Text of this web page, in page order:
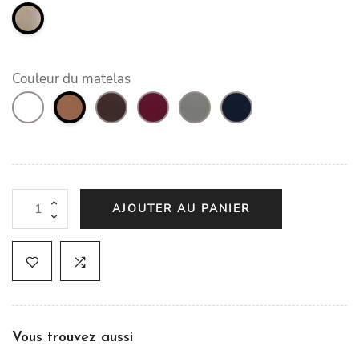
Couleur du matelas
AJOUTER AU PANIER
Vous trouvez aussi